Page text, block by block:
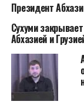
Президент
Сухуми
Абхазией и